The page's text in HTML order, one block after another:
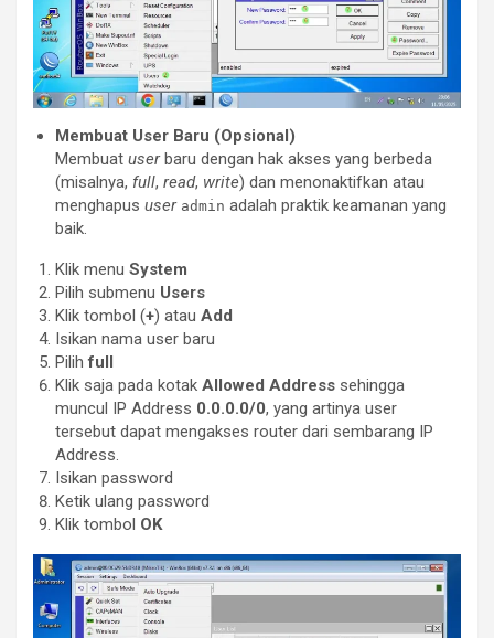
Membuat User Baru (Opsional)
Membuat userbaru dengan hak akses yang berbeda
(misalnya, full, read, write) dan menonaktifkan atau
menghapus user admin adalah praktik keamanan yang
baik.
Klik menu System
Pilih submenu Users
Klik tombol (+) atau Add
Isikan nama user baru
Pilihfull
Klik saja pada kotak Allowed Address sehingga
muncul IP Address 0.0.0.0/0, yang artinya user
tersebut dapat mengakses router dari sembarang IP
Address.
Isikan password
Ketik ulang password
Klik tombol OK